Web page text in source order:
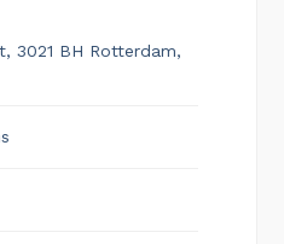
3021 BH Rotterdam,